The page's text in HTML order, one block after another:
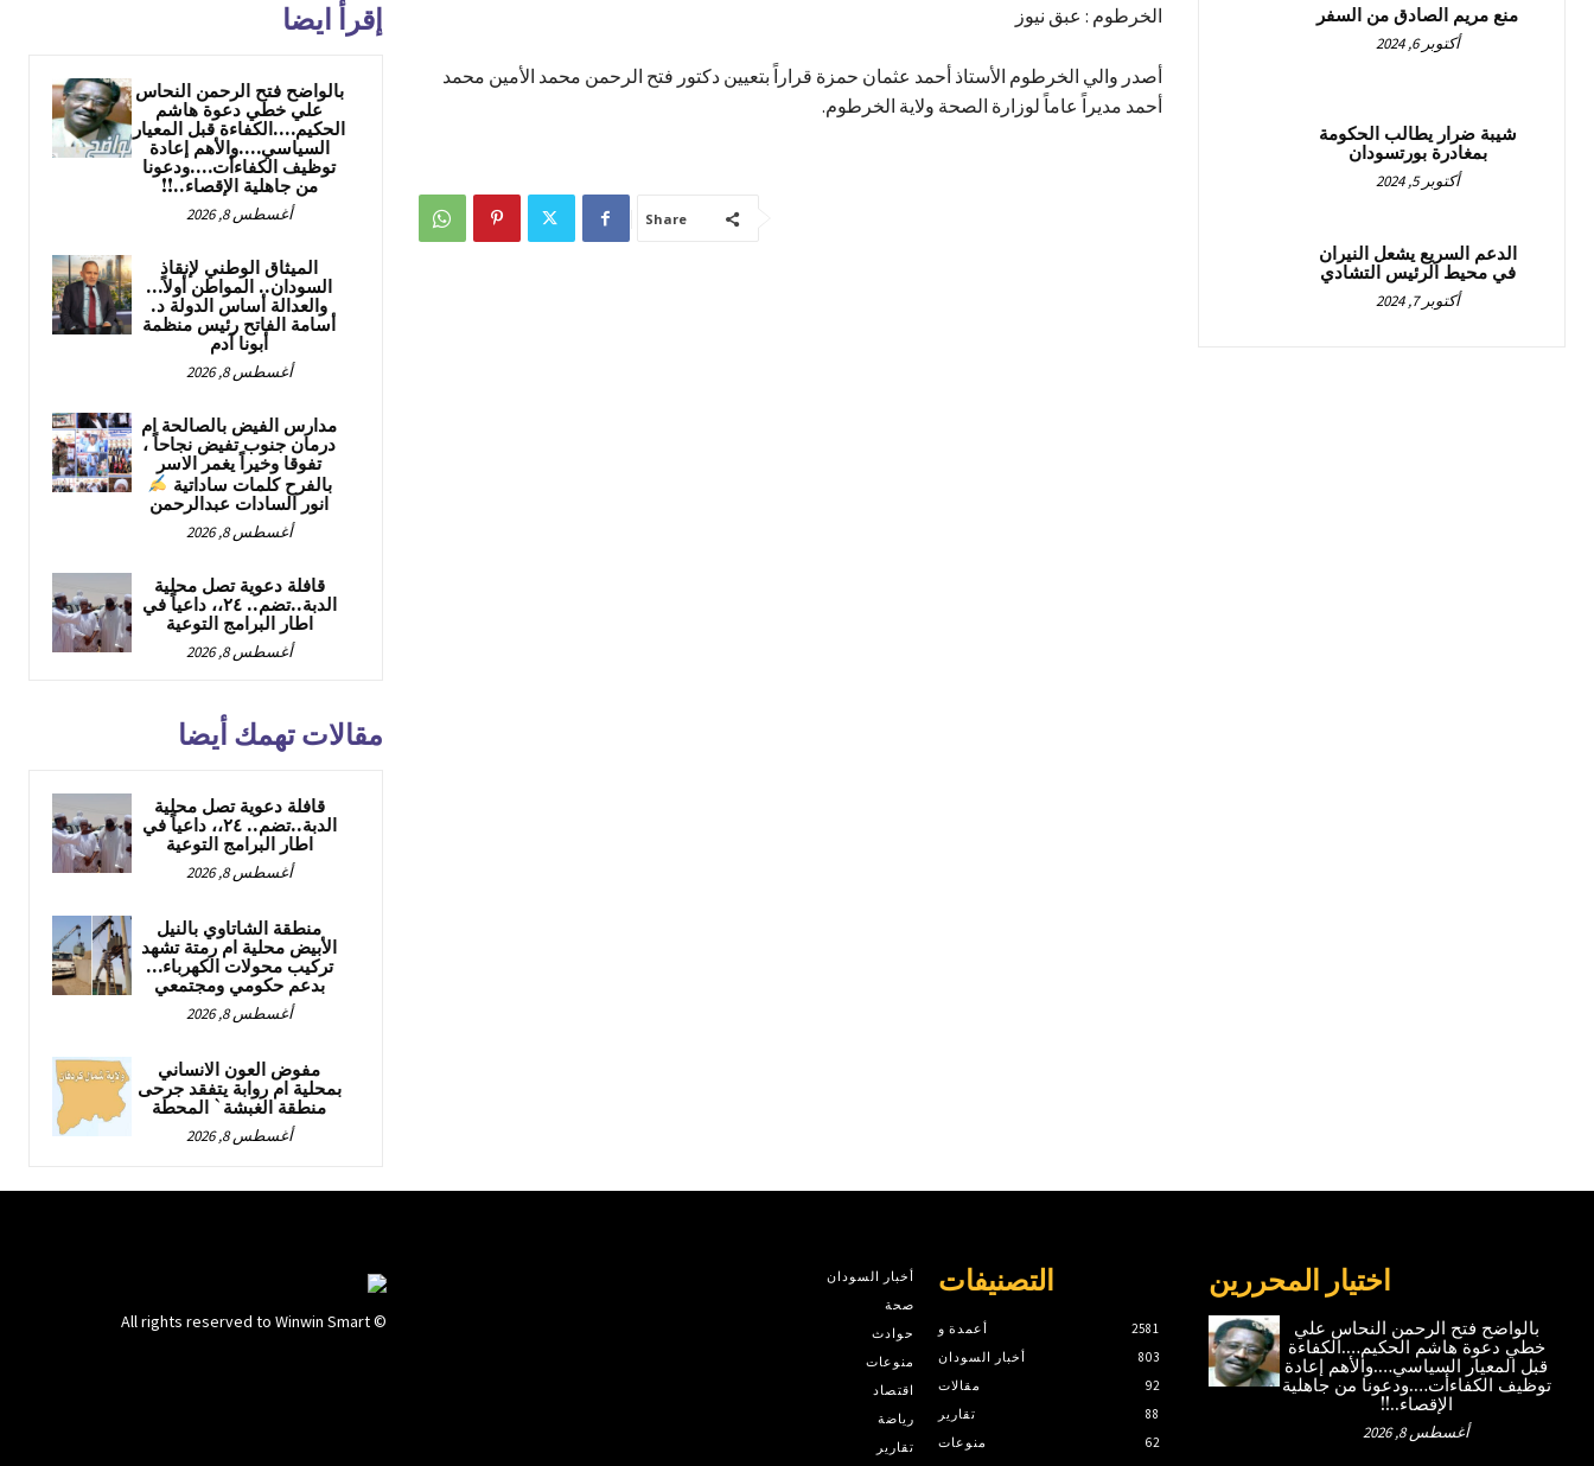
إقرأ ايضا
بالواضح فتح الرحمن النحاس
علي خطي دعوة هاشم
الحكيم….الكفاءة قبل المعيار
السياسي….والأهم إعادة
توظيف الكفاءأت….ودعونا
من جاهلية الإقصاء..!!
أغسطس 8, 2026
الميثاق الوطني لإنقاذ
السودان.. المواطن أولاً…
والعدالة أساس الدولة د.
أسامة الفاتح رئيس منظمة
أبونا آدم
أغسطس 8, 2026
مدارس الفيض بالصالحة ام
درمان جنوب تفيض نجاحاً ،
تفوقا وخيراً يغمر الاسر
بالفرح كلمات ساداتية
انور السادات عبدالرحمن
أغسطس 8, 2026
قافلة دعوية تصل محلية
الدبة..تضم.. ٢٤،، داعياً في
اطار البرامج التوعية
أغسطس 8, 2026
الخرطوم : عبق نيوز
أصدر والي الخرطوم الأستاذ أحمد عثمان حمزة قراراً بتعيين دكتور فتح الرحمن محمد الأمين محمد
أحمد مديراً عاماً لوزارة الصحة ولاية الخرطوم.
Share
مقالات تهمك أيضا
قافلة دعوية تصل محلية
الدبة..تضم.. ٢٤،، داعياً في
اطار البرامج التوعية
أغسطس 8, 2026
منطقة الشاتاوي بالنيل
الأبيض محلية ام رمتة تشهد
تركيب محولات الكهرباء…
بدعم حكومي ومجتمعي
أغسطس 8, 2026
مفوض العون الانساني
بمحلية ام روابة يتفقد جرحى
منطقة الغبشة` المحطة
أغسطس 8, 2026
منع مريم الصادق من السفر
أكتوبر 6, 2024
شيبة ضرار يطالب الحكومة
بمغادرة بورتسودان
أكتوبر 5, 2024
الدعم السريع يشعل النيران
في محيط الرئيس التشادي
أكتوبر 7, 2024
© All rights reserved to Winwin Smart
أخبار السودان
صحة
حوادث
منوعات
اقتصاد
رياضة
تقارير
التصنيفات
أعمدة و
2581
أخبار السودان
803
مقالات
92
تقارير
88
منوعات
62
اختيار المحررين
بالواضح فتح الرحمن النحاس علي
خطي دعوة هاشم الحكيم….الكفاءة
قبل المعيار السياسي….والأهم إعادة
توظيف الكفاءأت….ودعونا من جاهلية
الإقصاء..!!
أغسطس 8, 2026